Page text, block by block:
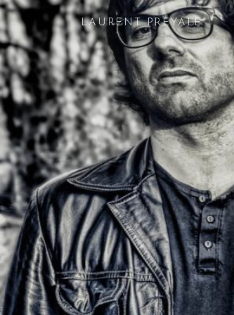
LAURENT PREYALE